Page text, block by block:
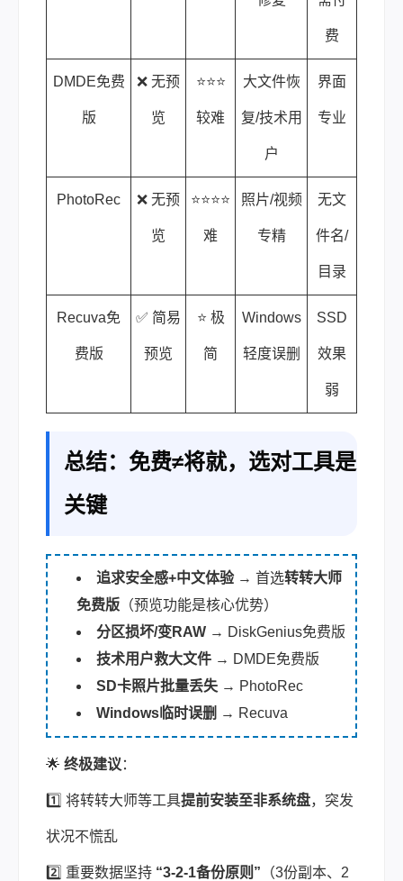
费
DMDE免费
版
❌ 无预
览
⭐⭐⭐
较难
大文件恢
复/技术用
户
界面
专业
PhotoRec ❌ 无预
览
⭐⭐⭐⭐
难
照片/视频
专精
无文
件名/
目录
Recuva免
费版
✅ 简易
预览
⭐ 极
简
Windows
轻度误删
SSD
效果
弱
总结：免费≠将就，选对工具是
关键
追求安全感+中文体验→ 首选转转大师
免费版 （预览功能是核心优势）
分区损坏/变RAW → DiskGenius免费版
技术用户救大文件 → DMDE免费版
SD卡照片批量丢失 → PhotoRec
Windows临时误删 → Recuva
🌟 终极建议 ：
1️⃣ 将转转大师等工具提前安装至非系统盘，突发
状况不慌乱
2️⃣ 重要数据坚持 “3-2-1备份原则” （3份副本、2